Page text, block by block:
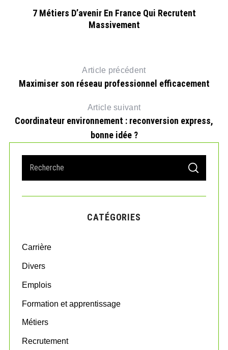
7 Métiers D’avenir En France Qui Recrutent
Massivement
Article précédent
Maximiser son réseau professionnel efficacement
Article suivant
Coordinateur environnement : reconversion express,
bonne idée ?
a
r
o
:
S
A
C
CATÉGORIES
Carrière
Divers
Emplois
Formation et apprentissage
Métiers
Recrutement